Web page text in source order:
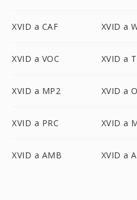
XVID a CAF XVID a
XVID a VOC XVID a
XVID a MP2 XVID a
XVID a PRC XVID a
XVID a AMB XVID a